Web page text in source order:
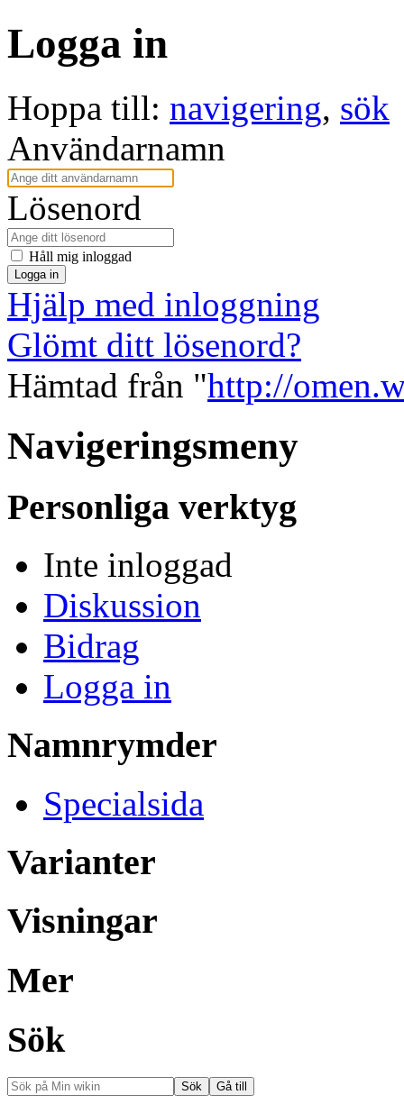
Logga in
Hoppa till: navigering, sök
Användarnamn
Lösenord
Håll mig inloggad
Logga in
Hjälp med inloggning
Glömt ditt lösenord?
Hämtad från "http://
Navigeringsmeny
Personliga verktyg
Inte inloggad
Diskussion
Bidrag
Logga in
Namnrymder
Specialsida
Varianter
Visningar
Mer
Sök